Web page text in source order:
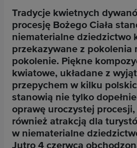
Tradycje kwietnych
procesję Bożego Ciała
niematerialne dziedzictwo
przekazywane z pokolenia
pokolenie. Piękne
kwiatowe, układane z
przepychem w kilku
stanowią nie tylko
oprawę uroczystej procesji,
również atrakcją dla
w niematerialne
Jutro 4 czerwca